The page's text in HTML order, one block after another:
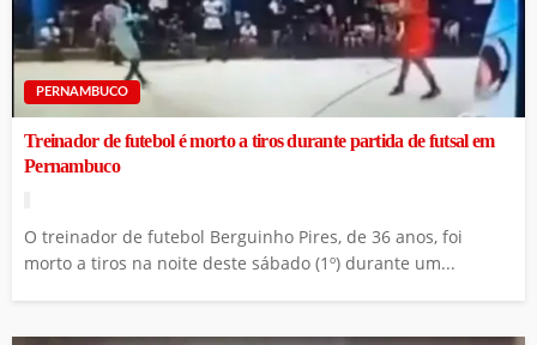
PERNAMBUCO
Treinador de futebol é morto a tiros durante partida de futsal em
Pernambuco
O treinador de futebol Berguinho Pires, de 36 anos, foi
morto a tiros na noite deste sábado (1º) durante um...